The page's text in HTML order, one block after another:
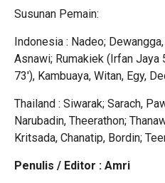
Susunan Pemain:
Indonesia : Nadeo;
Asnawi; Rumakiek (Irfan Jaya
73′), Kambuaya, Witan, Egy,
Thailand : Siwarak; Sarach,
Narubadin, Theerathon;
Kritsada, Chanatip, Bordin;
Penulis / Editor : Amri